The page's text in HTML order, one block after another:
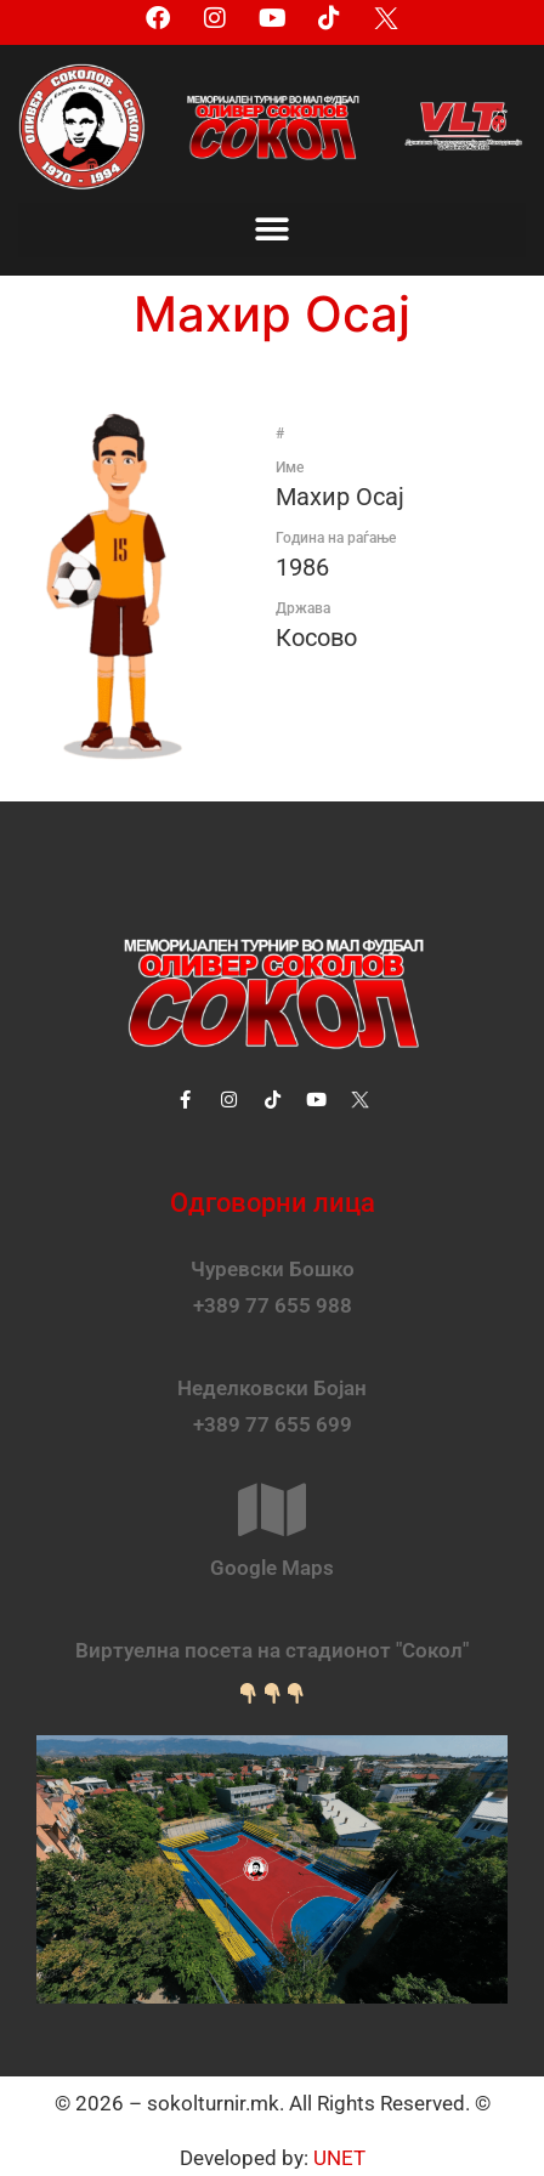
Махир Осај
#
Име
Махир Осај
Година на раѓање
1986
Држава
Косово
Одговорни лица
Чуревски Бошко
+389 77 655 988
Неделковски Бојан
+389 77 655 699
Google Maps
Виртуелна посета на стадионот "Сокол"
© 2026 – sokolturnir.mk. All Rights Reserved. ©
Developed by: UNET